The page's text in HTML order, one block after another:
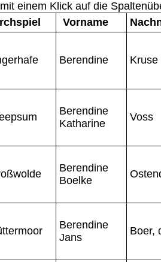
einem Klick auf die
Vorname
Berendine Kruse
Berendine
Katharine
Voss
Berendine
Boelke
Berendine
Jans
Boer,